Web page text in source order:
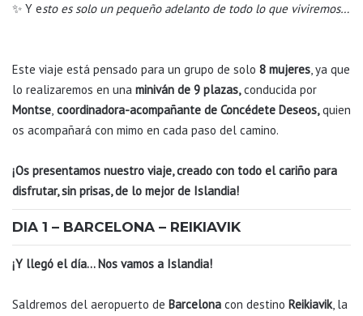
✨ Y esto es solo un pequeño adelanto de todo lo que viviremos…
Este viaje está pensado para un grupo de solo 8 mujeres, ya que
lo realizaremos en una miniván de 9 plazas,conducida por
Montse, coordinadora-acompañante de Concédete Deseos,quien
os acompañará con mimo en cada paso del camino.
¡Os presentamos nuestro viaje, creado con todo el cariño para
disfrutar, sin prisas, de lo mejor de Islandia!
DIA 1 – BARCELONA – REIKIAVIK
¡Y llegó el día… Nos vamos a Islandia!
Saldremos del aeropuerto de Barcelona con destino Reikiavik, la